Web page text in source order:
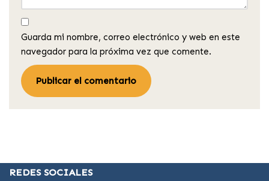
Guarda mi nombre, correo electrónico y web en este
navegador para la próxima vez que comente.
REDES SOCIALES